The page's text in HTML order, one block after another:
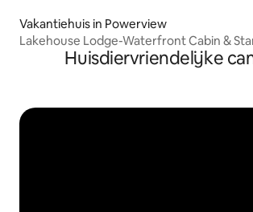
Vakantiehuis in Powerview
Lakehouse Lodge-Waterfront Cabin &
Huisdiervriendelijke